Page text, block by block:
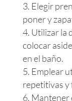
Elegir
poner y
Utilizar la
colocar
en el baño.
Emplear
repetitivas y
Mantener